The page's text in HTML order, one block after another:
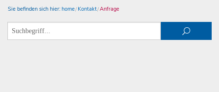
Sie befinden sich hier: home Kontakt Anfrage